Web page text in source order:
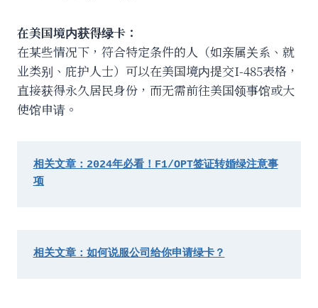
在美国境内获得绿卡：
在某些情况下，符合特定条件的人（如亲属关系、就
业类别、庇护人士）可以在美国境内提交I-485表格，
直接获得永久居民身份，而无需前往美国领事馆或大
使馆申请。
相关文章：2024年必看！F1/OPT签证转婚绿注意事
项
相关文章：如何说服公司给你申请绿卡？